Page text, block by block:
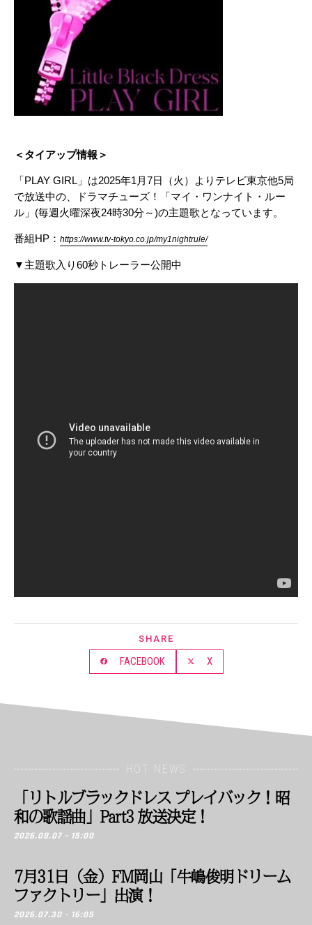
＜タイアップ情報＞
「PLAY GIRL」は2025年1月7日（火）よりテレビ東京他5局
で放送中の、ドラマチューズ！「マイ・ワンナイト・ルー
ル」(毎週火曜深夜24時30分～)の主題歌となっています。
番組HP： https://www.tv-tokyo.co.jp/my1nightrule/
▼主題歌入り60秒トレーラー公開中
SHARE
FACEBOOK X
HOT NEWS
「リトルブラックドレス プレイバック！昭
和の歌謡曲」Part3 放送決定！
2026.08.07 - 15:00
7月31日（金）FM岡山「牛嶋俊明ドリーム
ファクトリー」出演！
2026.07.30 - 16:05